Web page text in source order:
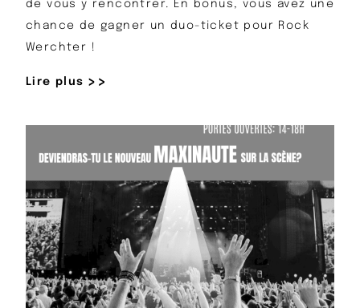
de vous y rencontrer. En bonus, vous avez une
chance de gagner un duo-ticket pour Rock
Werchter !
Lire plus